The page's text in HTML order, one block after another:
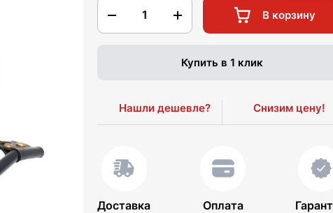
1 В корзину
Купить в 1 клик
Нашли дешевле? Снизим цену!
Доставка Оплата